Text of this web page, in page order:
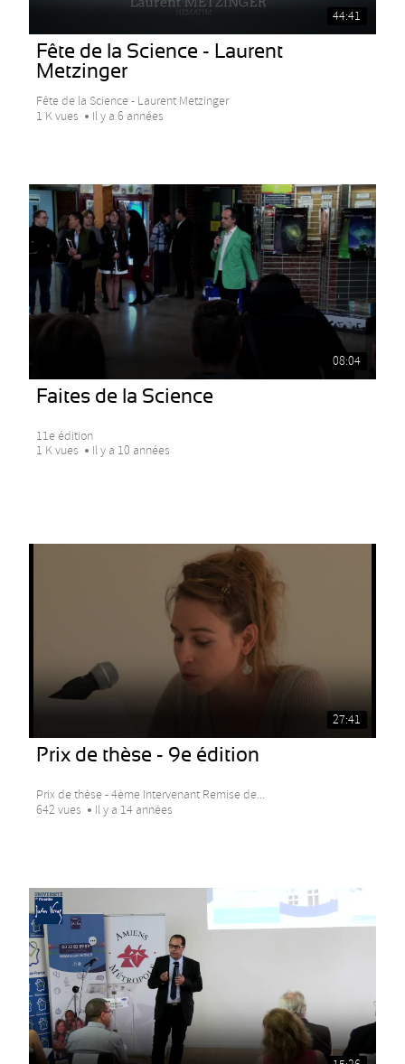
44:41
Fête de la Science - Laurent
Metzinger
Fête de la Science - Laurent Metzinger
1 K vues
Il y a 6 années
08:04
Faites de la Science
11e édition
1 K vues
Il y a 10 années
27:41
Prix de thèse - 9e édition
Prix de thèse - 4ème Intervenant Remise de...
642 vues
Il y a 14 années